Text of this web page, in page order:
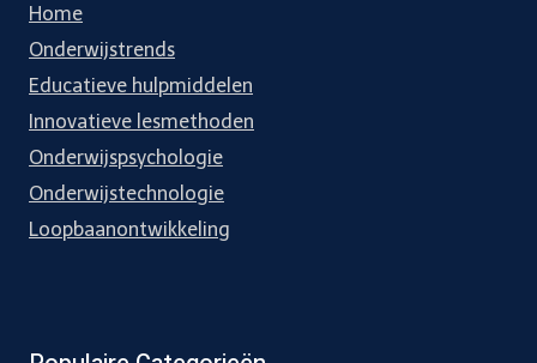
Home
Onderwijstrends
Educatieve hulpmiddelen
Innovatieve lesmethoden
Onderwijspsychologie
Onderwijstechnologie
Loopbaanontwikkeling